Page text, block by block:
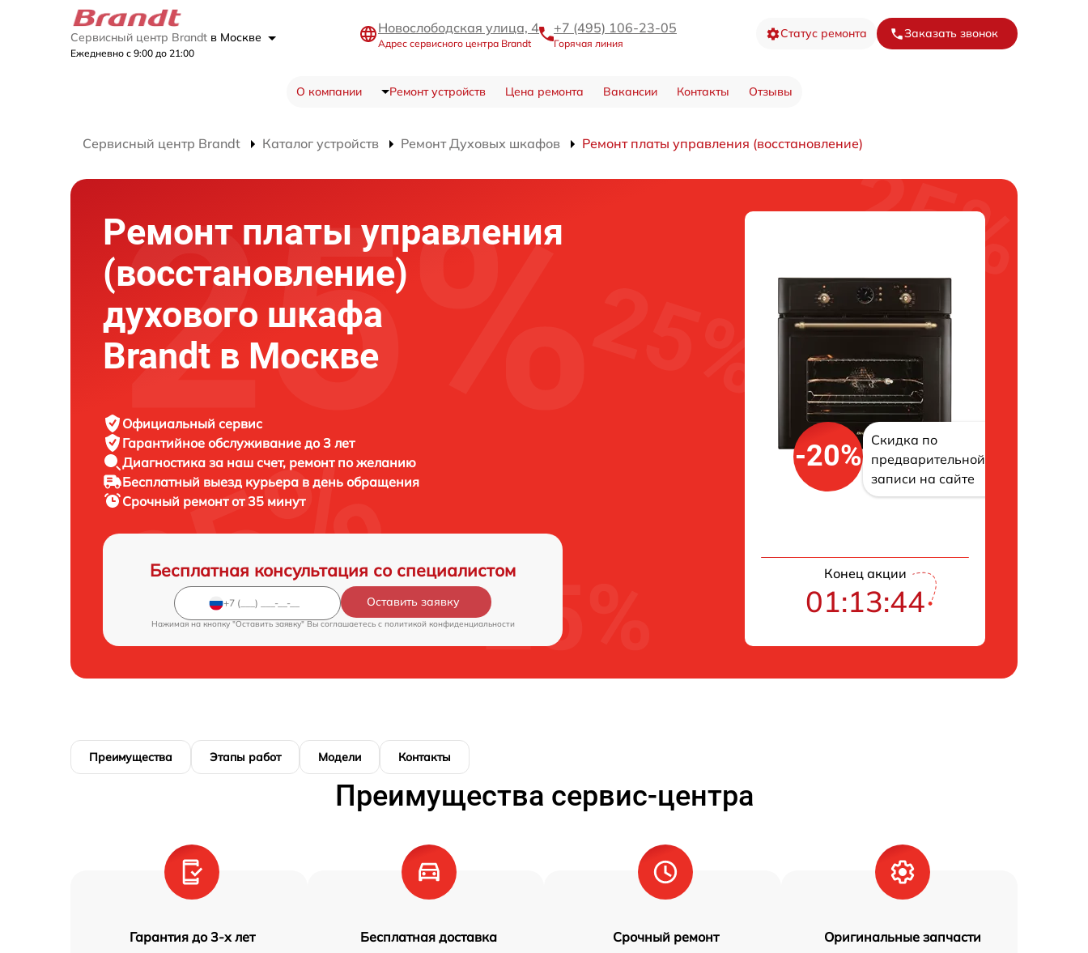
Сервисный центр Brandt в Москве
Ежедневно с 9:00 до 21:00
Новослободская улица, 4
Адрес сервисного центра Brandt
+7 (495) 106-23-05
Горячая линия
Статус ремонта Заказать звонок
О компании Ремонт устройств Цена ремонта Вакансии Контакты Отзывы
Сервисный центр Brandt Каталог устройств Ремонт Духовых шкафов Ремонт платы управления (восстановление)
Ремонт платы управления
(восстановление)
духового шкафа
Brandt в Москве
Официальный сервис
Гарантийное обслуживание до 3 лет
Диагностика за наш счет, ремонт по желанию
Бесплатный выезд курьера в день обращения
Срочный ремонтот 35 минут
Бесплатная консультация со специалистом
Оставить заявку
Нажимая на кнопку "Оставить заявку" Вы соглашаетесь c политикой конфиденциальности
-20%
Скидка по
предварительной
записи на сайте
Конец акции
01:13:43
Преимущества Этапы работ Модели Контакты
Преимущества сервис-центра
Гарантия до 3-х лет Бесплатная доставка Срочный ремонт Оригинальные запчасти